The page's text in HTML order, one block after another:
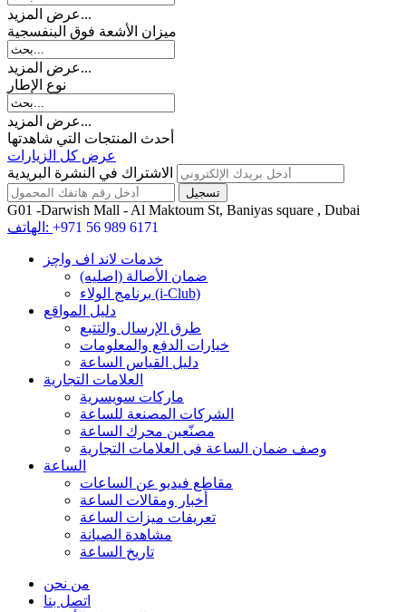
عرض المزيد...
میزان الأشعة فوق البنفسجية
عرض المزيد...
نوع الإطار
عرض المزيد...
أحدث المنتجات التي شاهدتها
عرض كل الزيارات
الاشتراك في النشرة البريدية
G01 -Darwish Mall - Al Maktoum St, Baniyas square , Dubai
الهاتف: +971 56 989 6171
خدمات لاند اف واچز
ضمان الأصالة (اصلیه)
برنامج الولاء (i-Club)
دليل المواقع
طرق الإرسال والتتبع
خيارات الدفع والمعلومات
دليل القياس الساعة
العلامات التجارية
ماركات سويسرية
الشركات المصنعة للساعة
مصنّعين محرك الساعة
وصف ضمان الساعة فی العلامات التجارية
الساعة
مقاطع فيديو عن الساعات
أخبار ومقالات الساعة
تعريفات ميزات الساعة
مشاهدة الصيانة
تاريخ الساعة
من نحن
اتصل بنا